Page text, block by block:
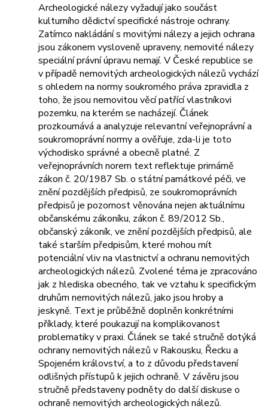
Archeologické nálezy vyžadují jako součást
kulturního dědictví specifické nástroje ochrany.
Zatímco nakládání s movitými nálezy a jejich ochrana
jsou zákonem vysloveně upraveny, nemovité nálezy
speciální právní úpravu nemají. V České republice se
v případě nemovitých archeologických nálezů vychází
s ohledem na normy soukromého práva zpravidla z
toho, že jsou nemovitou věcí patřící vlastníkovi
pozemku, na kterém se nacházejí. Článek
prozkoumává a analyzuje relevantní veřejnoprávní a
soukromoprávní normy a ověřuje, zda-li je toto
východisko správné a obecně platné. Z
veřejnoprávních norem text reflektuje primárně
zákon č. 20/1987 Sb. o státní památkové péči, ve
znění pozdějších předpisů, ze soukromoprávních
předpisů je pozornost věnována nejen aktuálnímu
občanskému zákoníku, zákon č. 89/2012 Sb.,
občanský zákoník, ve znění pozdějších předpisů, ale
také starším předpisům, které mohou mít
potenciální vliv na vlastnictví a ochranu nemovitých
archeologických nálezů. Zvolené téma je zpracováno
jak z hlediska obecného, tak ve vztahu k specifickým
druhům nemovitých nálezů, jako jsou hroby a
jeskyně. Text je průběžně doplněn konkrétními
příklady, které poukazují na komplikovanost
problematiky v praxi. Článek se také stručně dotýká
ochrany nemovitých nálezů v Rakousku, Řecku a
Spojeném království, a to z důvodu představení
odlišných přístupů k jejich ochraně. V závěru jsou
stručně představeny podněty do další diskuse o
ochraně nemovitých archeologických nálezů.